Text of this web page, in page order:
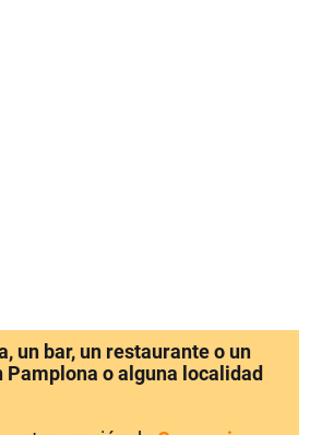
un bar, un restaurante o un
o alguna localidad